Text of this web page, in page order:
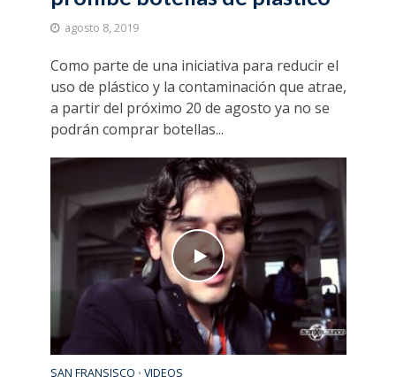
agosto 8, 2019
Como parte de una iniciativa para reducir el
uso de plástico y la contaminación que atrae,
a partir del próximo 20 de agosto ya no se
podrán comprar botellas...
SAN FRANSISCO • VIDEOS